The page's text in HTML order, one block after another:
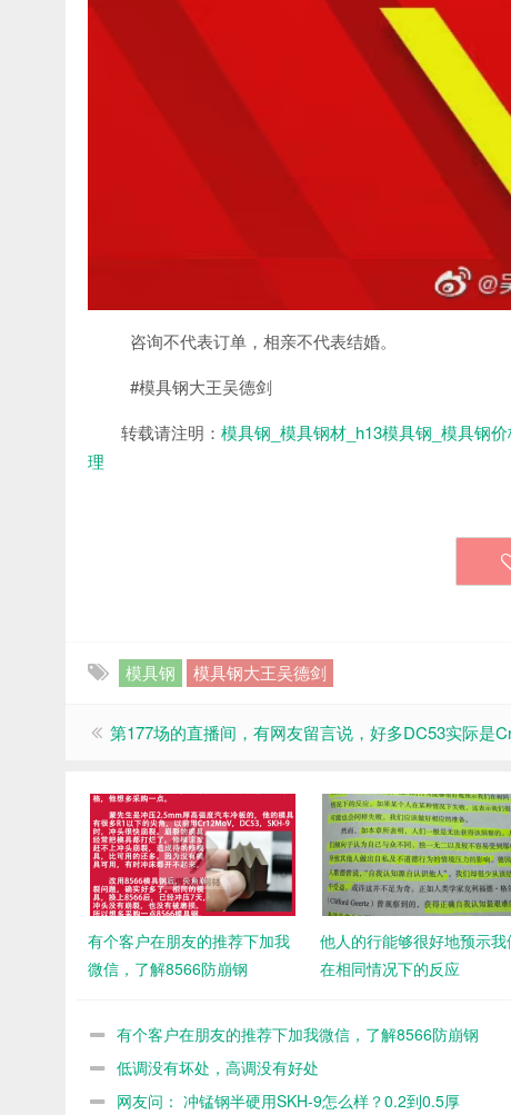
咨询不代表订单，相亲不代表结婚。
#模具钢大王吴德剑
转载请注明： 模具钢_模具钢材_h13模具钢_模具钢
理
模具钢 模具钢大王吴德剑
第177场的直播间，有网友留言说，好多DC53实际是
有个客户在朋友的推荐下加我
微信，了解8566防崩钢
他人的行能够很好地预示我
在相同情况下的反应
有个客户在朋友的推荐下加我微信，了解8566防崩钢
低调没有坏处，高调没有好处
网友问： 冲锰钢半硬用SKH-9怎么样？0.2到0.5厚